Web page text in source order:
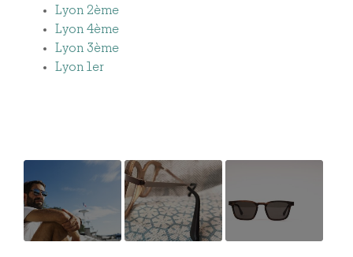
Lyon 2ème
Lyon 4ème
Lyon 3ème
Lyon 1er